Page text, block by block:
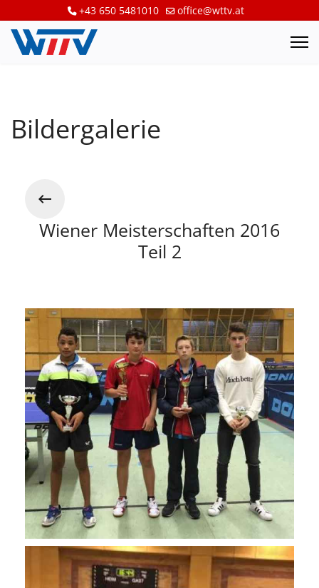
+43 650 5481010 office@wttv.at
Bildergalerie
Wiener Meisterschaften 2016
Teil 2